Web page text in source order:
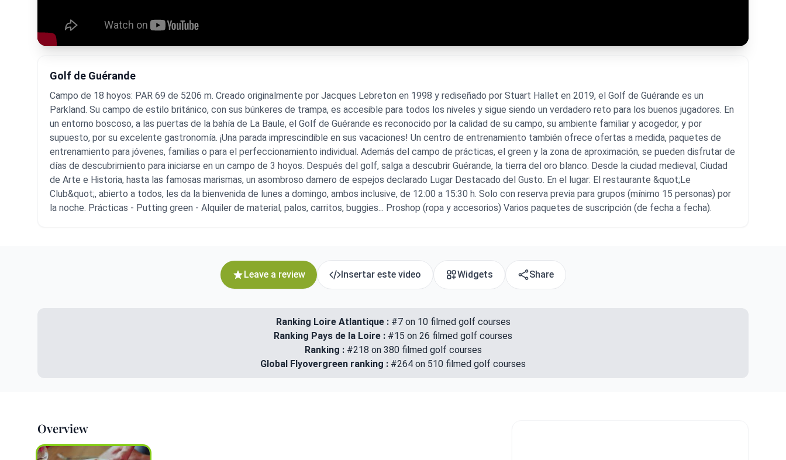
Golf de Guérande
Campo de 18 hoyos: PAR 69 de 5206 m. Creado originalmente por Jacques Lebreton en 1998 y rediseñado por Stuart Hallet en 2019, el Golf de Guérande es un
Parkland. Su campo de estilo británico, con sus búnkeres de trampa, es accesible para todos los niveles y sigue siendo un verdadero reto para los buenos jugadores. En
un entorno boscoso, a las puertas de la bahía de La Baule, el Golf de Guérande es reconocido por la calidad de su campo, su ambiente familiar y acogedor, y por
supuesto, por su excelente gastronomía. ¡Una parada imprescindible en sus vacaciones! Un centro de entrenamiento también ofrece ofertas a medida, paquetes de
entrenamiento para jóvenes, familias o para el perfeccionamiento individual. Además del campo de prácticas, el green y la zona de aproximación, se pueden disfrutar de
días de descubrimiento para iniciarse en un campo de 3 hoyos. Después del golf, salga a descubrir Guérande, la tierra del oro blanco. Desde la ciudad medieval, Ciudad
de Arte e Historia, hasta las famosas marismas, un asombroso damero de espejos declarado Lugar Destacado del Gusto. En el lugar: El restaurante &quot;Le
Club&quot;, abierto a todos, les da la bienvenida de lunes a domingo, ambos inclusive, de 12:00 a 15:30 h. Solo con reserva previa para grupos (mínimo 15 personas) por
la noche. Prácticas - Putting green - Alquiler de material, palos, carritos, buggies... Proshop (ropa y accesorios) Varios paquetes de suscripción (de fecha a fecha).
Leave a review Insertar este video Widgets Share
Ranking Loire Atlantique :#7 on 10 filmed golf courses
Ranking Pays de la Loire : #15 on 26 filmed golf courses
Ranking : #218 on 380 filmed golf courses
Global Flyovergreen ranking : #264 on 510 filmed golf courses
Overview